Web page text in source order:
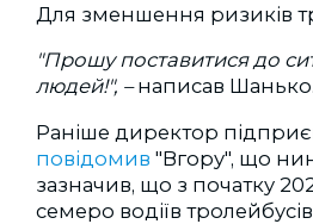
Для зменшення ризиків
"Прошу поставитися до
людей!", –написав Шанько.
Раніше директор
повідомив "Вгору", що
зазначив, що з початку
семеро водіїв